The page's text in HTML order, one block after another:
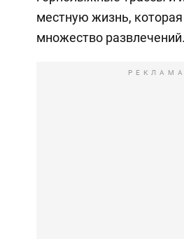
местную жизнь,
множество развлечений.
РЕКЛАМА